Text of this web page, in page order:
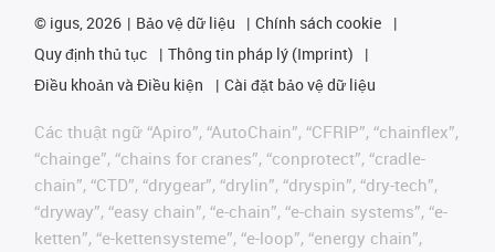
© igus, 2026 Bảo vệ dữ liệu
Chính sách cookie
Quy định thủ tục
Thông tin pháp lý (Imprint)
Điều khoản và Điều kiện
Cài đặt bảo vệ dữ liệu
Các thuật ngữ “Apiro”, “AutoChain”, “CFRIP”, “chainflex”,
“chainge”, “chains for cranes”, “conprotect”, “cradle-
chain”, “CTD”, “drygear”, “drylin”, “dryspin”, “dry-tech”,
“dryway”, “easy chain”, “e-chain”, “e-chain systems”, “e-
ketten”, “e-kettensysteme”, “e-loop”, “energy chain”,